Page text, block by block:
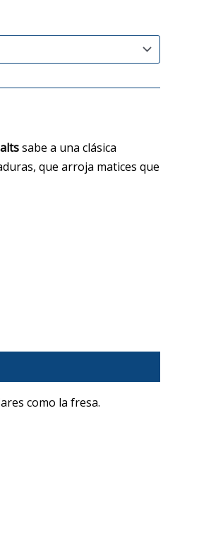
sabe a una clásica
que arroja matices que
como la fresa.